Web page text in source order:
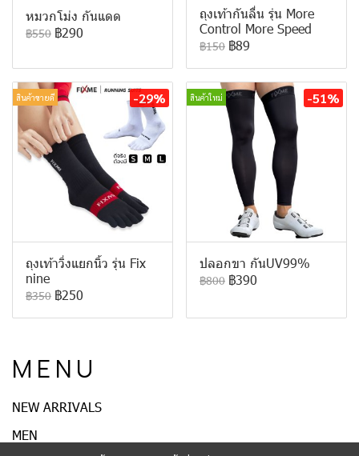
หมวกโม่ง กันแดด
฿550 ฿290
ถุงเท้ากันลื่น รุ่น More
Control More Speed
฿150 ฿89
สินค้าขายดี -29%
ถุงเท้าวิ่งแยกนิ้ว รุ่น Fix
nine
฿350 ฿250
สินค้าใหม่ -51%
ปลอกขา กันUV99%
฿800 ฿390
M E N U
NEW ARRIVALS
MEN